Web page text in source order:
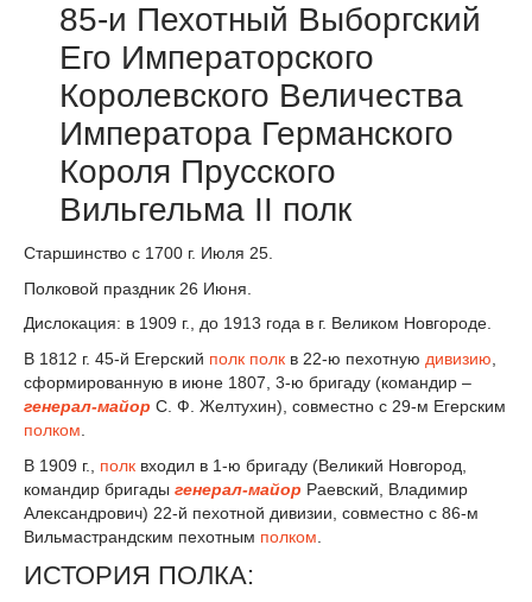
85-и Пехотный Выборгский
Его Императорского
Королевского Величества
Императора Германского
Короля Прусского
Вильгельма II полк
Старшинство с 1700 г. Июля 25.
Полковой праздник 26 Июня.
Дислокация: в 1909 г., до 1913 года в г. Великом Новгороде.
В 1812 г. 45-й Егерский полк полк в 22-ю пехотную дивизию
сформированную в июне 1807, 3-ю бригаду (командир –
генерал-майор С. Ф. Желтухин), совместно с 29-м Егерским
полком
В 1909 г., полк входил в 1-ю бригаду (Великий Новгород,
командир бригады генерал-майор Раевский, Владимир
Александрович) 22-й пехотной дивизии, совместно с 86-м
Вильмастрандским пехотным полком
ИСТОРИЯ ПОЛКА: